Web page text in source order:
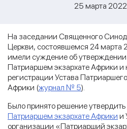
25 марта
На заседании Священного
Церкви, состоявшемся 24 марта
имели суждение об
Патриаршем экзархате Африки
регистрации Устава
Африки (журнал № 5).
Было принято решение утвердить
Патриаршем экзархате Африки и
организации «Патриарший